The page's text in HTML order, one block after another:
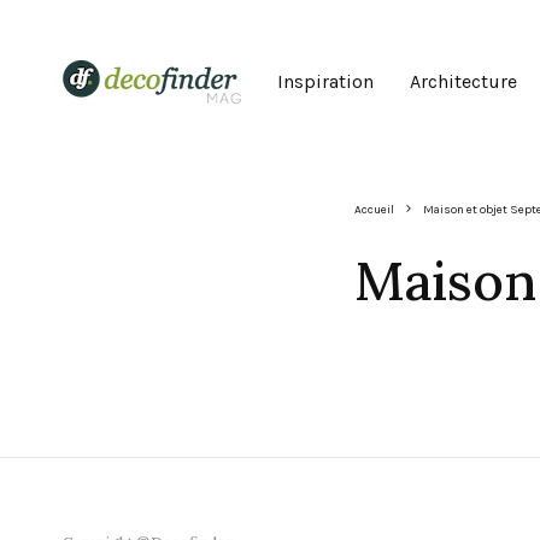
Inspiration Architecture
Accueil Maison et objet